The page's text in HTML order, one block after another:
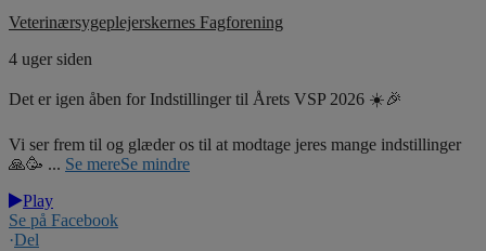
Veterinærsygeplejerskernes Fagforening
4 uger siden
Det er igen åben for Indstillinger til Årets VSP 2026 ☀️🎉
Vi ser frem til og glæder os til at modtage jeres mange indstillinger
🙏🥳 ... Se mereSe mindre
Play
Se på Facebook
·Del